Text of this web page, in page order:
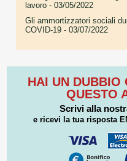
lavoro - 03/05/2022
Gli ammortizzatori sociali
COVID-19 - 03/07/2022
HAI UN DUBBIO
QUESTO
Scrivi alla
e ricevi la tua risposta